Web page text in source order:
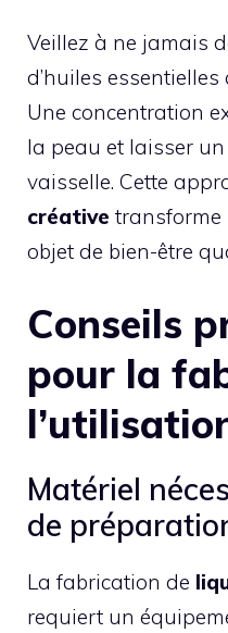
Veillez à ne jamais
d’huiles
Une concentration
la peau et laisser
vaisselle. Cette
créative
objet de bien-être
Conseils
pour la
Matériel
de
La fabrication de
requiert un